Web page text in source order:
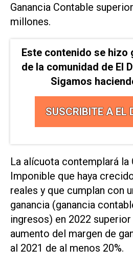
Ganancia Contable
millones.
Este contenido se hizo
de la comunidad de El
Sigamos
SUSCRIBITE A EL
La alícuota contemplará la
Imponible que haya
reales y que cumplan con
ganancia (ganancia
ingresos) en 2022 superior
aumento del margen de
al 2021 de al menos 20%.